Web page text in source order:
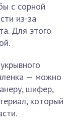
с сорной
из-за
Для этого
— можно
шифер,
который